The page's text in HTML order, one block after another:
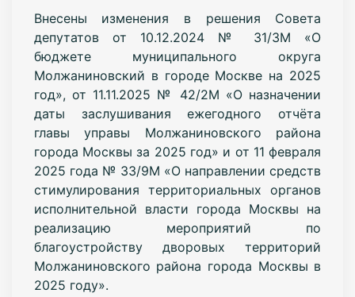
Внесены изменения в решения Совета
депутатов от 10.12.2024 № 31/3М «О
бюджете муниципального округа
Молжаниновский в городе Москве на 2025
год», от 11.11.2025 № 42/2М «О назначении
даты заслушивания ежегодного отчёта
главы управы Молжаниновского района
города Москвы за 2025 год» и от 11 февраля
2025 года № 33/9М «О направлении средств
стимулирования территориальных органов
исполнительной власти города Москвы на
реализацию мероприятий по
благоустройству дворовых территорий
Молжаниновского района города Москвы в
2025 году».